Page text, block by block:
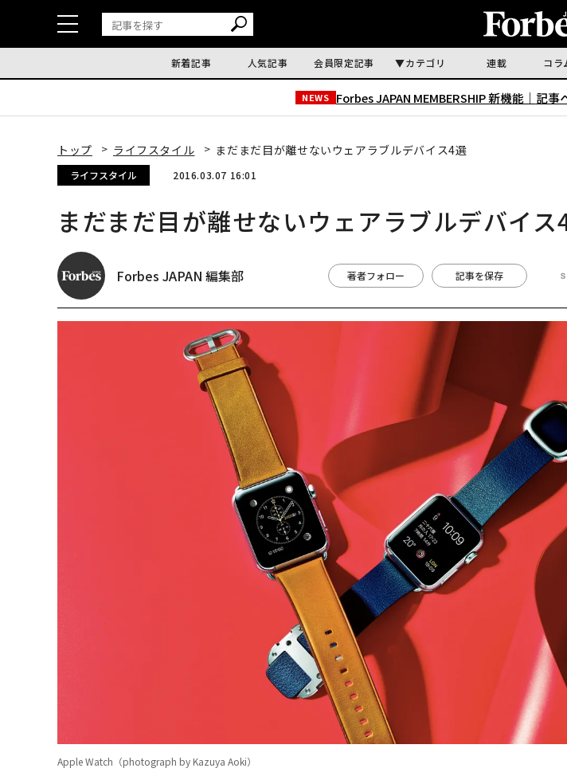
新着記事 人気記事 会員限定記事 カテゴリ 連載 コラ
NEWS Forbes JAPAN MEMBERSHIP 新機能｜ 記事
トップ ライフスタイル まだまだ目が離せないウェアラブルデバイス4選
ライフスタイル 2016.03.07 16:01
まだまだ目が離せないウェアラブルデバイス
Forbes JAPAN 編集部 著者フォロー 記事を保存
Apple Watch（photograph by Kazuya Aoki）